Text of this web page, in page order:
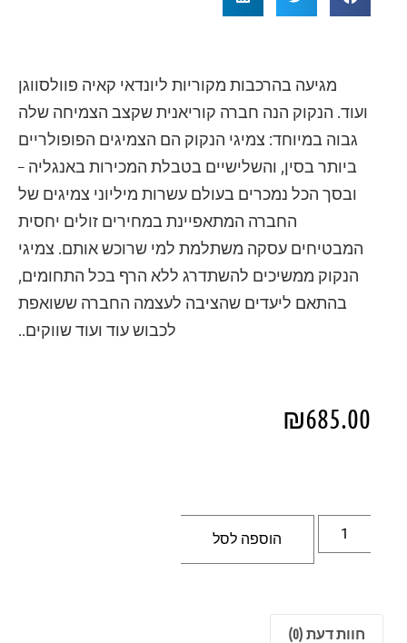
מגיעה בהרכבות מקוריות ליונדאי קאיה פוולסווגן
ועוד. הנקוק הנה חברה קוריאנית שקצב הצמיחה שלה
גבוה במיוחד: צמיגי הנקוק הם הצמיגים הפופולריים
ביותר בסין, והשלישיים בטבלת המכירות באנגליה –
ובסך הכל נמכרים בעולם עשרות מיליוני צמיגים של
החברה המתאפיינת במחירים זולים יחסית
המבטיחים עסקה משתלמת למי שרוכש אותם. צמיגי
הנקוק ממשיכים להשתדרג ללא הרף בכל התחומים,
בהתאם ליעדים שהציבה לעצמה החברה ששואפת
לכבוש עוד ועוד שווקים..
₪685.00
הוספה לסל
חוות דעת (0)